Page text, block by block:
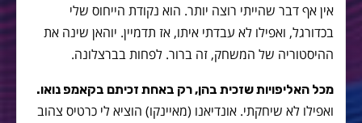
אין אף דבר שהייתי רוצה יותר. הוא נקודת הייחוס שלי
בכדורגל, ואפילו לא עבדתי איתו, אז תדמיין. יוהאן שינה את
ההיסטוריה של המשחק, זה ברור. לפחות בברצלונה.
מכל האליפויות שזכית בהן, רק באחת זכיתם בקאמפ נואו.
ואפילו לא שיחקתי. אונדיאנו (מאיינקו) הוציא לי כרטיס צהוב